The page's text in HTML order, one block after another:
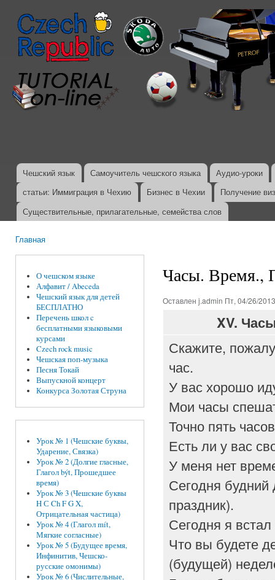
Главное меню
Чешский язык Самоучитель чешского языка
Аудио-уроки
статьи: Иммиграция в Чехию
Бизнес в Чехии
Получение
Существительные, прилагательные, семейства слов
Главная
О чешском языке
Алфавит / Abeceda
Чешский язык для детей
БЕСПЛАТНО
Перечень школ c
бесплатными языковыми
курсами
Czech rock music
Чешская поп-музыка
Песня Токай
Выпускной концерт
Конкурса Золотая Струна
Урок № 1 (Чешские буквы,
Ударение, Связка)
Урок № 2 (Долгие гласные,
Глагол být, Прошедшее
время)
Урок № 3 (Чешские буквы
H С Ch F G X,
Отрицательная частица)
Урок № 4 (Глагол mít,
Мягкие согласные)
Урок № 5 (Будущее время,
Инфинитив, Чешско-
русские омонимы)
Урок № 6 (Числительные,
Часы. Время.,
Оставлен j.admin Пт, 04/26/
XV.
Скажите,
час.
У вас хорошо
Мои часы
Точно пять
Есть ли у вас
У меня нет
Сегодня
праздник).
Сегодня я
Что вы будете
(будущей)